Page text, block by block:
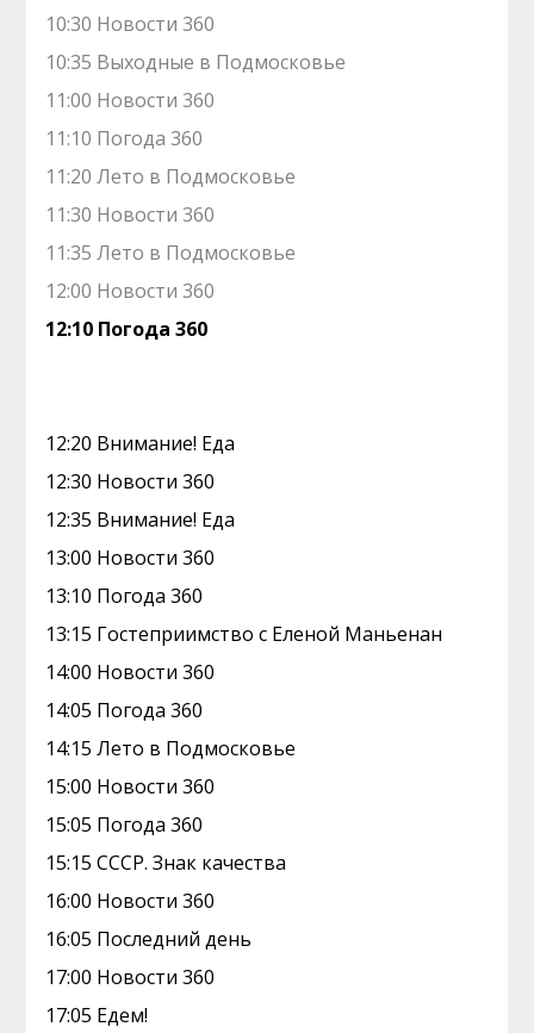
10:30 Новости 360
10:35 Выходные в Подмосковье
11:00 Новости 360
11:10 Погода 360
11:20 Лето в Подмосковье
11:30 Новости 360
11:35 Лето в Подмосковье
12:00 Новости 360
12:10 Погода 360
12:20 Внимание! Еда
12:30 Новости 360
12:35 Внимание! Еда
13:00 Новости 360
13:10 Погода 360
13:15 Гостеприимство с Еленой Маньенан
14:00 Новости 360
14:05 Погода 360
14:15 Лето в Подмосковье
15:00 Новости 360
15:05 Погода 360
15:15 СССР. Знак качества
16:00 Новости 360
16:05 Последний день
17:00 Новости 360
17:05 Едем!